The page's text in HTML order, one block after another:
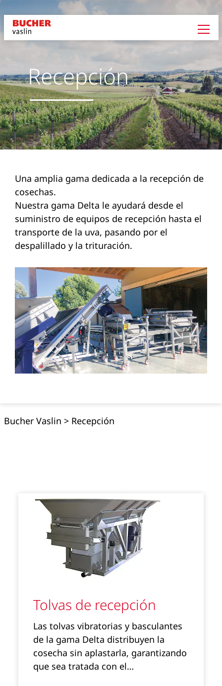
Recepción
Una amplia gama dedicada a la recepción de
cosechas.
Nuestra gama Delta le ayudará desde el
suministro de equipos de recepción hasta el
transporte de la uva, pasando por el
despalillado y la trituración.
Bucher Vaslin > Recepción
Tolvas de recepción
Las tolvas vibratorias y basculantes
de la gama Delta distribuyen la
cosecha sin aplastarla, garantizando
que sea tratada con el…